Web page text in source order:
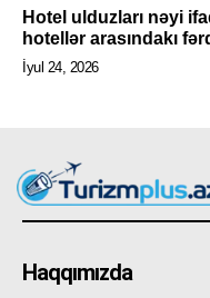
Hotel ulduzları nəyi
hotellər arasındakı
İyul 24, 2026
Haqqımızda